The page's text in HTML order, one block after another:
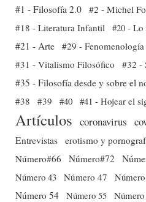
#1 - Filosofía 2.0 #2 - Michel
#18 - Literatura Infantil #20 - Lo
#21 - Arte #29 - Fenomenología
#31 - Vitalismo Filosófico
#32 -
#35 - Filosofía desde y sobre el
#38
#39 #40 #41 - Hojear el
Artículos coronavirus
Entrevistas erotismo y
Número#66
Número#72
Número 43 Número 47
Número 54 Número 55 Número